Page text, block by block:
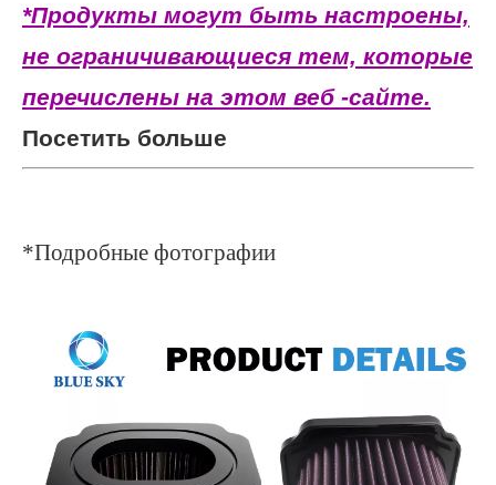
*Продукты могут быть настроены,
не ограничивающиеся тем, которые
перечислены на этом веб -сайте.
Посетить больше
*Подробные фотографии